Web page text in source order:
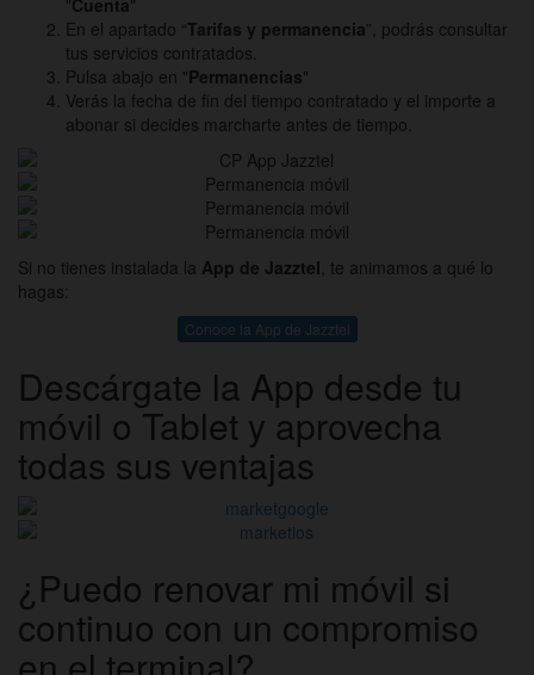
En el apartado “Tarifas y permanencia”, podrás consultar
tus servicios contratados.
Pulsa abajo en "Permanencias"
Verás la fecha de fin del tiempo contratado y el importe a
abonar si decides marcharte antes de tiempo.
Si no tienes instalada la App de Jazztel , te animamos a qué lo
hagas:
Conoce la App de Jazztel
Descárgate la App desde tu
móvil o Tablet y aprovecha
todas sus ventajas
¿Puedo renovar mi móvil si
continuo con un compromiso